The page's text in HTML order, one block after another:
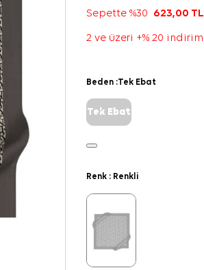
Sepette %30 623,00 TL
2 ve üzeri +% 20 indirim
Beden :Tek Ebat
Tek Ebat
Renk : Renkli